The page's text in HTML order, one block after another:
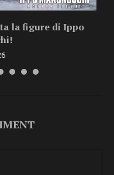
la figure di Ippo